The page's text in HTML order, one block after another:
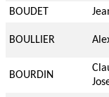
BOUDET
BOULLIER
BOURDIN